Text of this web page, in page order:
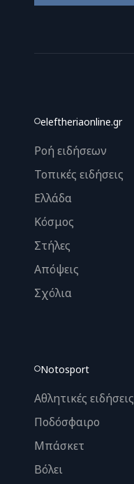
eleftheriaonline.gr
Ροή ειδήσεων
Τοπικές ειδήσεις
Ελλάδα
Κόσμος
Στήλες
Απόψεις
Σχόλια
Notosport
Αθλητικές ειδήσεις
Ποδόσφαιρο
Μπάσκετ
Βόλει